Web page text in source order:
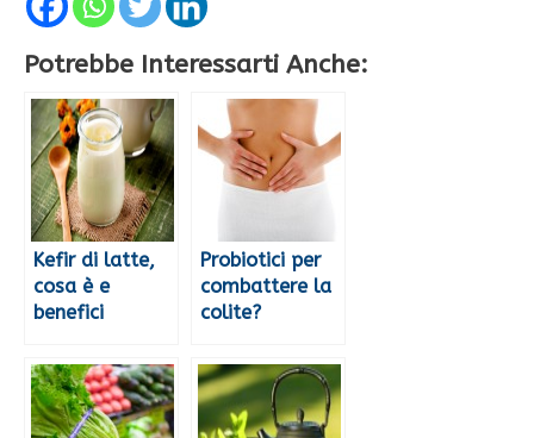
Potrebbe Interessarti Anche:
Kefir di latte,
cosa è e
benefici
Probiotici per
combattere la
colite?